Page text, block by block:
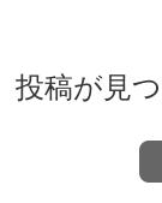
投稿が見